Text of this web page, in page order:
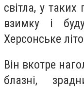
світла, у
взимку і
Херсонське
Він вкотре
блазні,